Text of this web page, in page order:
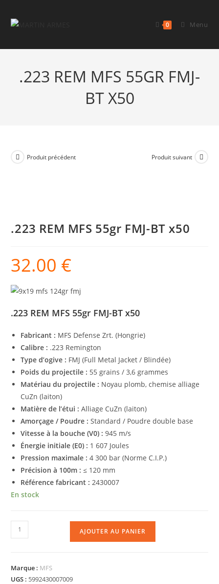
0 Menu
.223 REM MFS 55GR FMJ-
BT X50
Produit précédent Produit suivant
.223 REM MFS 55gr FMJ-BT x50
32.00 €
.223 REM MFS 55gr FMJ-BT x50
Fabricant : MFS Defense Zrt. (Hongrie)
Calibre : .223 Remington
Type d’ogive : FMJ (Full Metal Jacket / Blindée)
Poids du projectile : 55 grains / 3,6 grammes
Matériau du projectile : Noyau plomb, chemise alliage
CuZn (laiton)
Matière de l’étui : Alliage CuZn (laiton)
Amorçage / Poudre : Standard / Poudre double base
Vitesse à la bouche (V0) : 945 m/s
Énergie initiale (E0) : 1 607 Joules
Pression maximale : 4 300 bar (Norme C.I.P.)
Précision à 100m : ≤ 120 mm
Référence fabricant : 2430007
En stock
AJOUTER AU PANIER
Marque : MFS
UGS : 5992430007009